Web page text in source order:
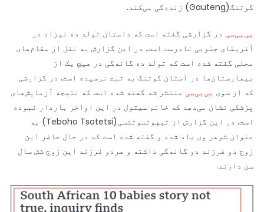
گوتنگ(Gauteng) زنده‌گی می‌کند.
بی‌بی‌سی در گزارشی گفته است که داستان تولد ده نوزاد در
آفریقای جنوبی نادرست است. در این گزارش به نقل از مقام‌های
محلی گفته شده است که تولد ده گانه‌گی در هیچ یک از
بیمارستان‌ها در آستان گوتنگ به ثبت نرسیده است. در گزارشی
که از سوی بی‌بی‌سی منتشر شد گفته شده است که نتیجه آزمایش‌های
پزشکی نشان می‌دهد که خانم سیتول در این اواخر باردار نبوده
است. در این گزارش از تبهوتسوتتسی(Teboho Tsotetsi) به
عنوان شوهر وی یاد شده و گفته شده است که در حال حاضر این
زوج دو فرزند دو گانه‌گی داشته و هردو فرزند این زوج شش سال
سن دارند.